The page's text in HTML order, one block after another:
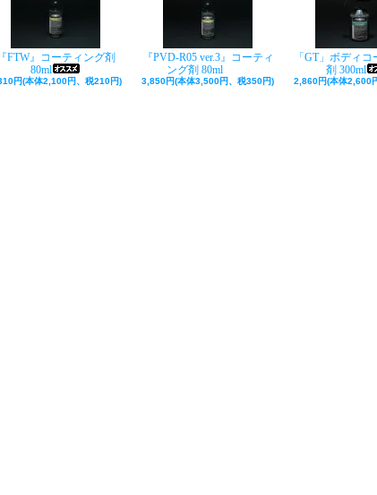
『FTW』コーティング剤
80ml
円(本体2,100円、税210円)
『PVD-R05 ver.3』コーティ
ング剤 80ml
3,850円(本体3,500円、税350円)
「GT」ボディ
剤 300ml
2,860円(本体2,600